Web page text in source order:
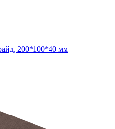
200*100*40 мм